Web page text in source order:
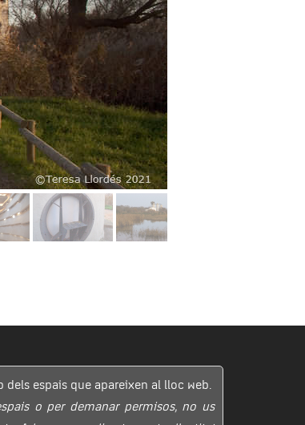
dels espais que apareixen al lloc web.
o per demanar permisos, no us